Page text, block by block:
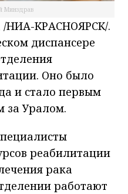
Минздрав
НИА-КРАСНОЯРСК/.
диспансере
Оно было
и стало первым
за Уралом.
реабилитации
рака
работают